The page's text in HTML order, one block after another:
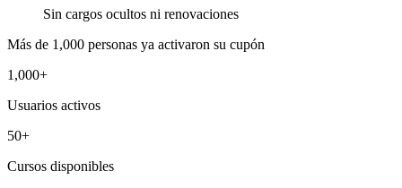
Sin cargos ocultos ni renovaciones
Más de 1,000 personas ya activaron su cupón
1,000+
Usuarios activos
50+
Cursos disponibles